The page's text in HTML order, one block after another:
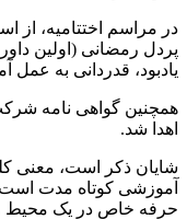
در مراسم اختتامیه، از
پردل رمضانی (اولین داور
یادبود، قدردانی به عمل
همچنین گواهی نامه
اهدا شد.
شایان ذکر است، معنی
آموزشی کوتاه مدت است
حرفه خاص در یک محیط